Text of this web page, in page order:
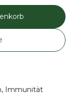
Immunität